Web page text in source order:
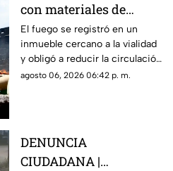
con materiales de
reciclaje provoca
afectaciones sobre la
carretera 57
El fuego se registró en un
inmueble cercano a la vialidad
y obligó a reducir la circulación
mientras continúan las
agosto 06, 2026 06:42 p. m.
DENUNCIA
CIUDADANA |